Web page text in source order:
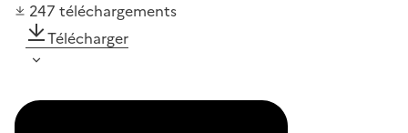
247 téléchargements
Télécharger